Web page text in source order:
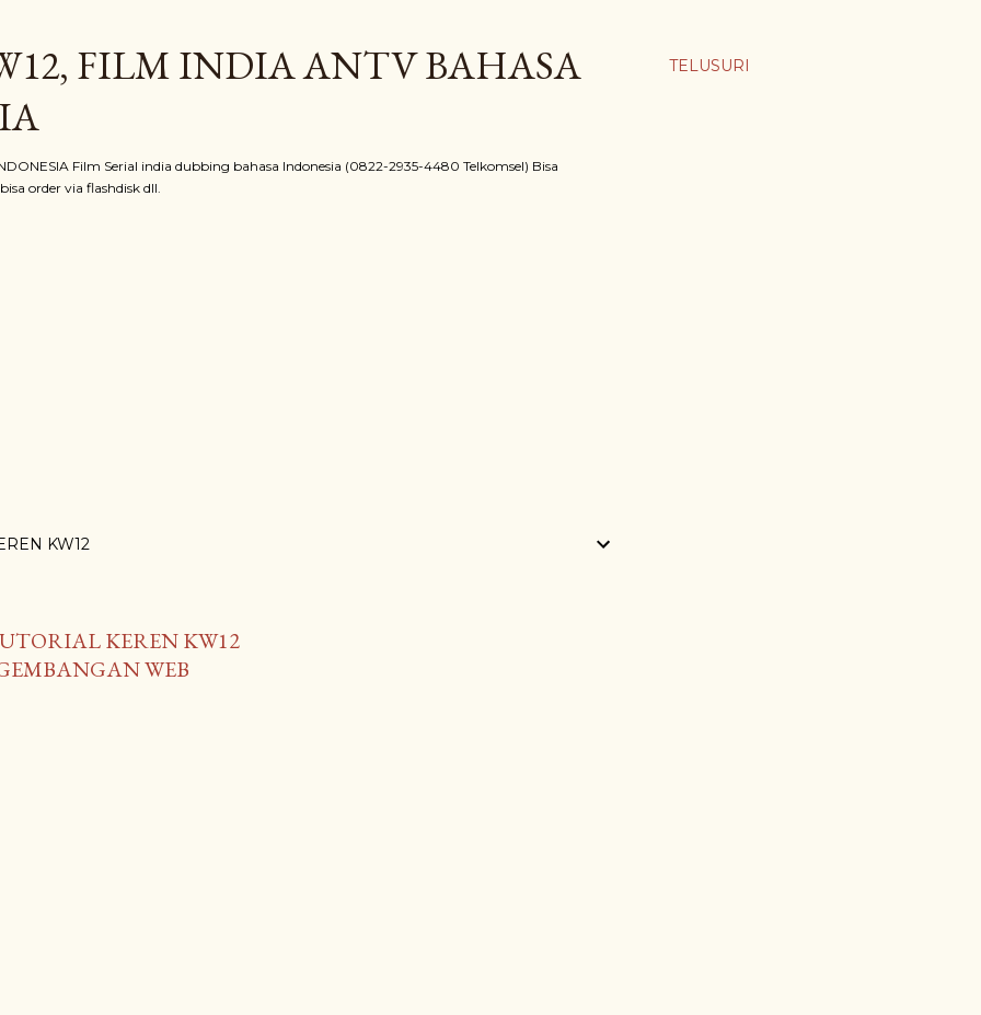
TELUSURI
FILM INDIA ANTV BAHASA
Film Serial india dubbing bahasa Indonesia (0822-2935-4480 Telkomsel) Bisa
order via flashdisk dll.
KW12
KEREN KW12
WEB